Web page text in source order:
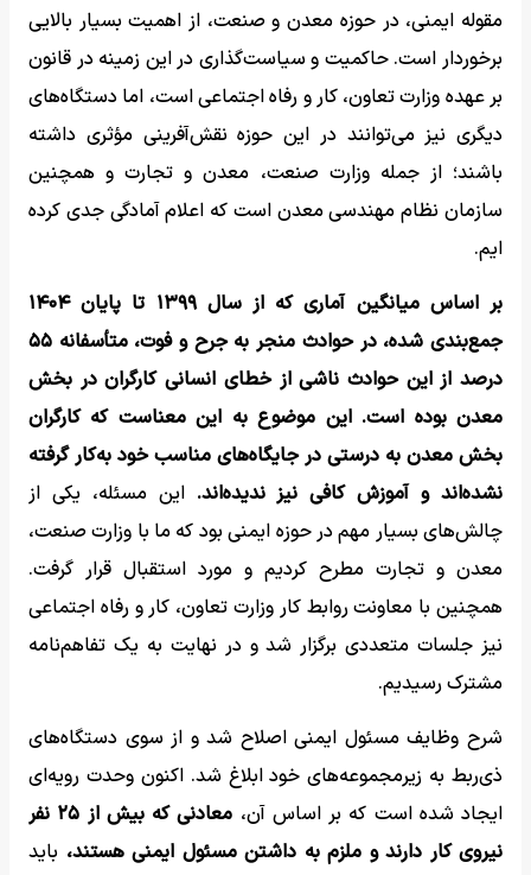
مقوله ایمنی، در حوزه معدن و صنعت، از اهمیت بسیار بالایی
برخوردار است. حاکمیت و سیاست‌گذاری در این زمینه در قانون
بر عهده وزارت تعاون، کار و رفاه اجتماعی است، اما دستگاه‌های
دیگری نیز می‌توانند در این حوزه نقش‌آفرینی مؤثری داشته
باشند؛ از جمله وزارت صنعت، معدن و تجارت و همچنین
سازمان نظام مهندسی معدن است که اعلام آمادگی جدی کرده‌
ایم.
بر اساس میانگین آماری که از سال ۱۳۹۹ تا پایان ۱۴۰۴
جمع‌بندی شده، در حوادث منجر به جرح و فوت، متأسفانه ۵۵
درصد از این حوادث ناشی از خطای انسانی کارگران در بخش
معدن بوده است. این موضوع به این معناست که کارگران
بخش معدن به درستی در جایگاه‌های مناسب خود به‌کار گرفته
نشده‌اند و آموزش کافی نیز ندیده‌اند.این مسئله، یکی از
چالش‌های بسیار مهم در حوزه ایمنی بود که ما با وزارت صنعت،
معدن و تجارت مطرح کردیم و مورد استقبال قرار گرفت.
همچنین با معاونت روابط کار وزارت تعاون، کار و رفاه اجتماعی
نیز جلسات متعددی برگزار شد و در نهایت به یک تفاهم‌نامه
مشترک رسیدیم.
شرح وظایف مسئول ایمنی اصلاح شد و از سوی دستگاه‌های
ذی‌ربط به زیرمجموعه‌های خود ابلاغ شد. اکنون وحدت رویه‌ای
ایجاد شده است که بر اساس آن،
معادنی که بیش از ۲۵ نفر
نیروی کار دارند و ملزم به داشتن مسئول ایمنی هستند، باید